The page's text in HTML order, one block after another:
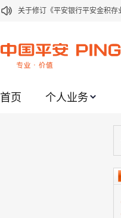
关于修订《平安银行平安金积
关于2021年劳动节期间代理贵
关于加强代理贵金属业务风险防
关于进一步加强代理贵金属业
关于平安银行电子版信用卡更
关于调整存量首套住房贷款利率
首页 个人业务